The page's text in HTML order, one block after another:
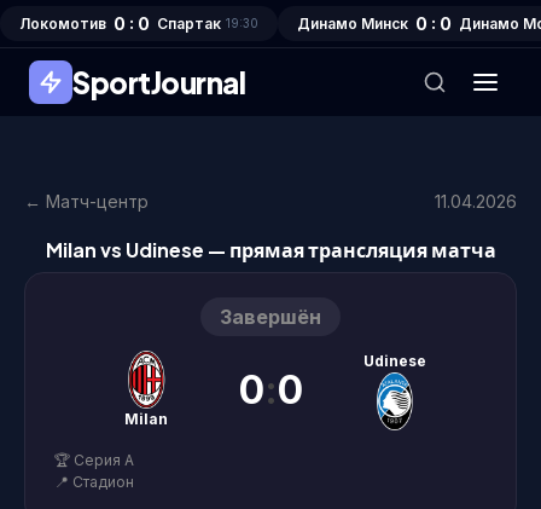
Локомотив 0 : 0 Спартак 19:30 Динамо Минск 0 : 0 Динамо
SportJournal
← Матч-центр 11.04.2026
Milan vs Udinese — прямая трансляция матча
Завершён
Milan
0:0
Udinese
🏆 Серия А
📍 Стадион